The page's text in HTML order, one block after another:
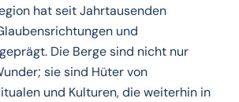
hat seit Jahrtausenden
und
Die Berge sind nicht nur
sie sind Hüter von
und Kulturen, die weiterhin in